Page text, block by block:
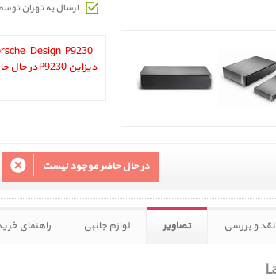
ارسال به تهران
دیزاین P9230 در حال حاضر در انبار موجود نمیباشد.
در حال حاضر موجود نیست
نقد و بررسی تصاویر لوازم جانبی راهنمای